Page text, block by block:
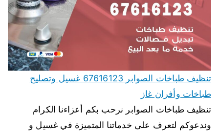
تنظيف طباخات الصوابر 67616123 غسيل وتصليح
طباخات وأفران غاز
تنظيف طباخات الصوابر نرحب بكم أعزاءنا الكرام
وندعوكم لتعرف على خدماتنا المتميزة في غسيل و